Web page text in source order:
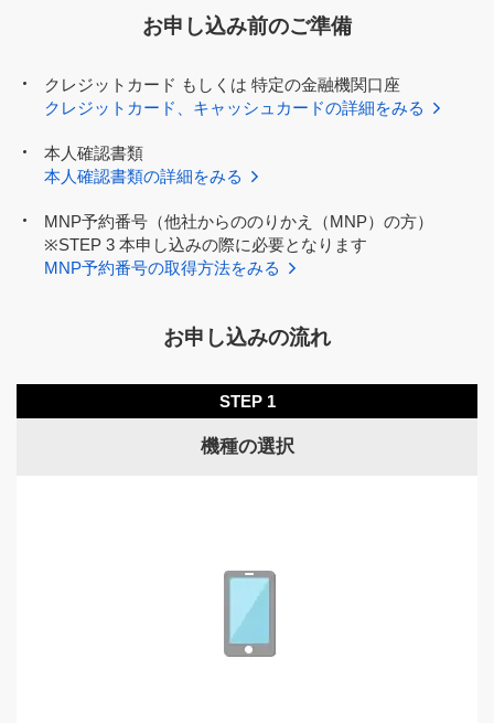
お申し込み前のご準備
クレジットカード もしくは 特定の金融機関口座
クレジットカード、キャッシュカードの詳細をみる
本人確認書類
本人確認書類の詳細をみる
MNP予約番号（他社からののりかえ（MNP）の方）
※STEP 3 本申し込みの際に必要となります
MNP予約番号の取得方法をみる
お申し込みの流れ
STEP 1
機種の選択